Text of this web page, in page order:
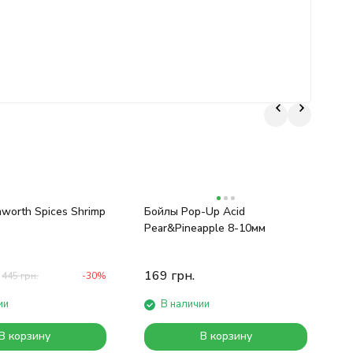
Spices Shrimp
445грн. -30%
корзину
Бойлы Pop-Up Acid
Pear&Pineapple 8-10мм
169 грн.
В наличии
В корзину